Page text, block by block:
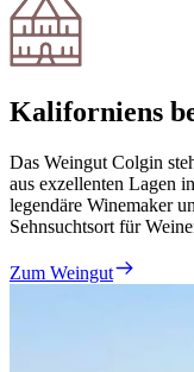
Kaliforniens
Das Weingut Colgin
aus exzellenten Lagen
legendäre Winemaker
Sehnsuchtsort für
Zum Weingut